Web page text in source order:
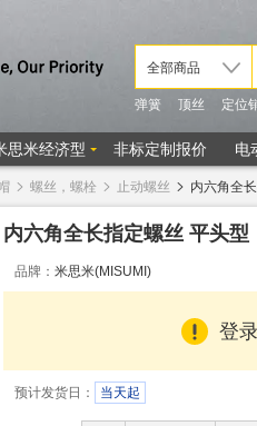
螺丝，螺栓 止动螺丝 内六角全
内六角全长指定螺丝 平头型
品牌： 米思米(MISUMI)
登
预计发货日： 当天起